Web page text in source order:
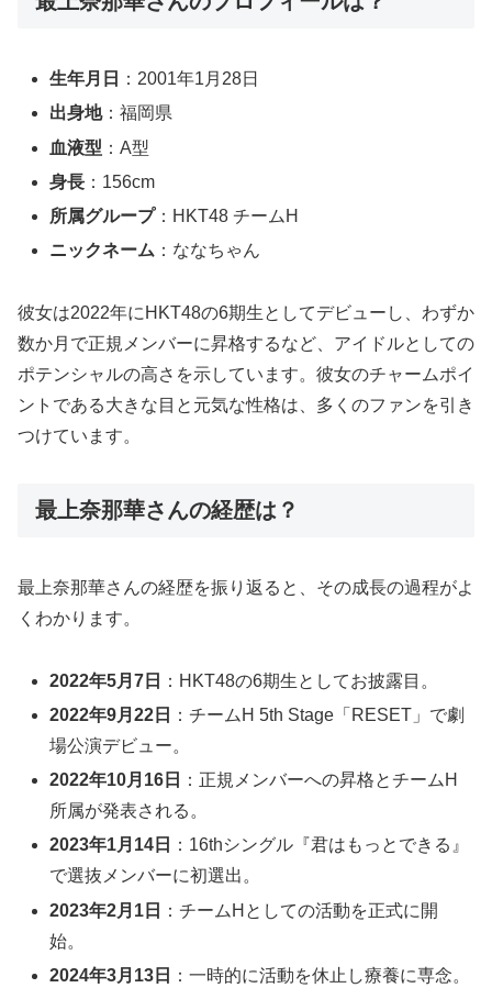
生年月日
：2001年1月28日
出身地：福岡県
血液型 ：A型
身長 ：156cm
所属グループ：HKT48 チームH
ニックネーム ：ななちゃん
彼女は2022年にHKT48の6期生としてデビューし、わずか
数か月で正規メンバーに昇格するなど、アイドルとしての
ポテンシャルの高さを示しています。彼女のチャームポイ
ントである大きな目と元気な性格は、多くのファンを引き
つけています。
最上奈那華さんの経歴は？
最上奈那華さんの経歴を振り返ると、その成長の過程がよ
くわかります。
2022年5月7日
：HKT48の6期生としてお披露目。
2022年9月22日
：チームH 5th Stage「RESET」で劇
場公演デビュー。
2022年10月16日
：正規メンバーへの昇格とチームH
所属が発表される。
2023年1月14日
：16thシングル『君はもっとできる』
で選抜メンバーに初選出。
2023年2月1日
：チームHとしての活動を正式に開
始。
2024年3月13日
：一時的に活動を休止し療養に専念。